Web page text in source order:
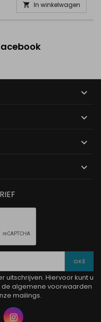
 In winkelwagen




uitschrijven. Hiervoor kunt u
algemene voorwaarden
mailings.
Instagram